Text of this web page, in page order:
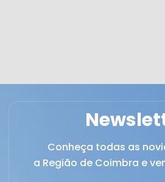
Conheça todas as
a Região de Coimbra e